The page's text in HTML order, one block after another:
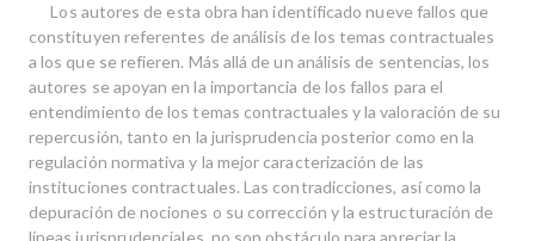
Los autores de esta obra han identificado nueve fallos que
constituyen referentes de análisis de los temas contractuales
a los que se refieren. Más allá de un análisis de sentencias, los
autores se apoyan en la importancia de los fallos para el
entendimiento de los temas contractuales y la valoración de su
repercusión, tanto en la jurisprudencia posterior como en la
regulación normativa y la mejor caracterización de las
instituciones contractuales. Las contradicciones, así como la
depuración de nociones o su corrección y la estructuración de
líneas jurisprudenciales, no son obstáculo para apreciar la